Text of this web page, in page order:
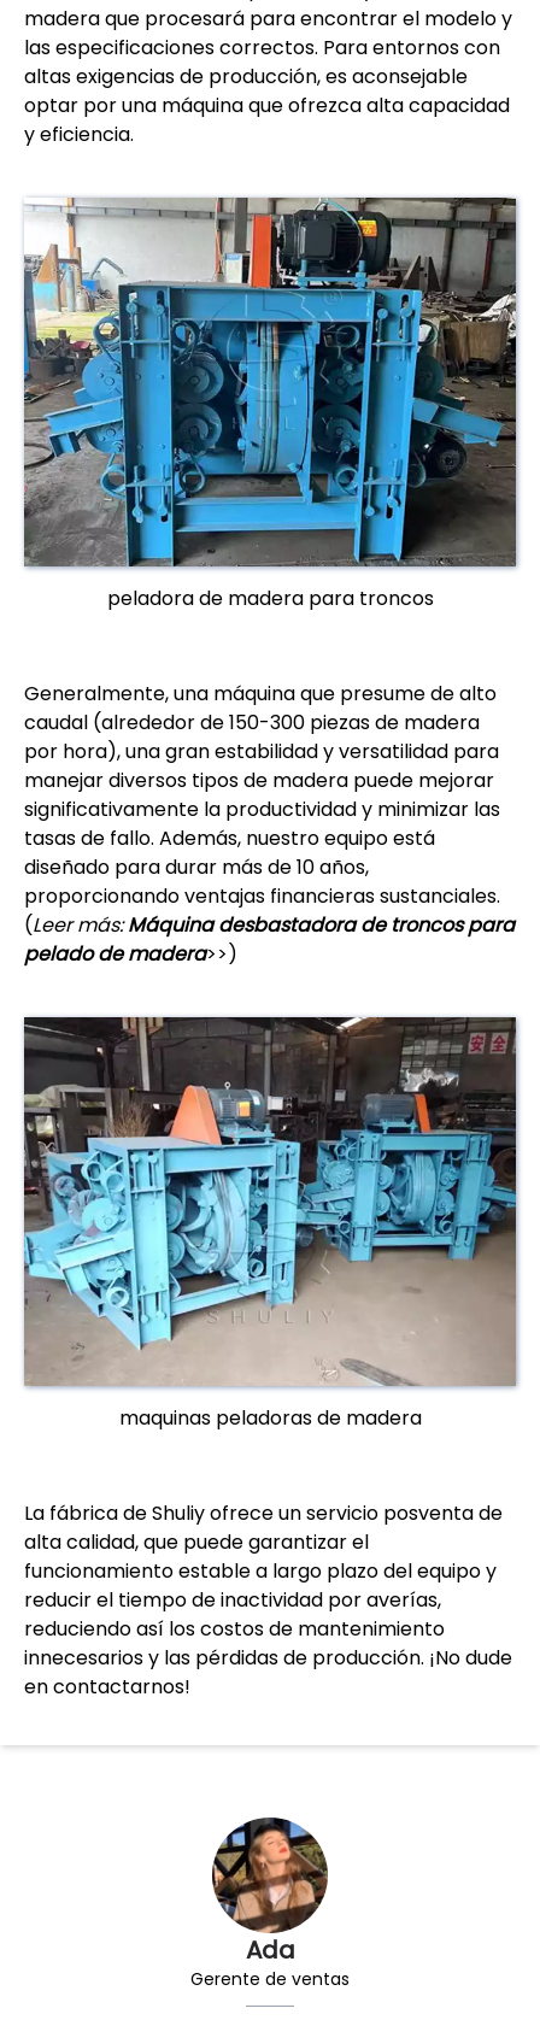
Ada
Gerente de ventas
madera que procesará para encontrar el modelo y
las especificaciones correctos. Para entornos con
altas exigencias de producción, es aconsejable
optar por una máquina que ofrezca alta capacidad
y eficiencia.
peladora de madera para troncos
Generalmente, una máquina que presume de alto
caudal (alrededor de 150-300 piezas de madera
por hora), una gran estabilidad y versatilidad para
manejar diversos tipos de madera puede mejorar
significativamente la productividad y minimizar las
tasas de fallo. Además, nuestro equipo está
diseñado para durar más de 10 años,
proporcionando ventajas financieras sustanciales.
(Leer más: Máquina desbastadora de troncos para
pelado de madera>>)
maquinas peladoras de madera
La fábrica de Shuliy ofrece un servicio posventa de
alta calidad, que puede garantizar el
funcionamiento estable a largo plazo del equipo y
reducir el tiempo de inactividad por averías,
reduciendo así los costos de mantenimiento
innecesarios y las pérdidas de producción. ¡No dude
en contactarnos!